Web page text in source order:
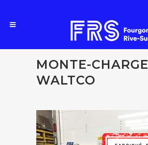
MONTE-CHARGE
WALTCO